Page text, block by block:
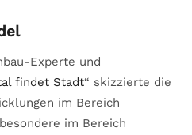
Experte und
findet Stadt“ skizzierte die
im Bereich
im Bereich